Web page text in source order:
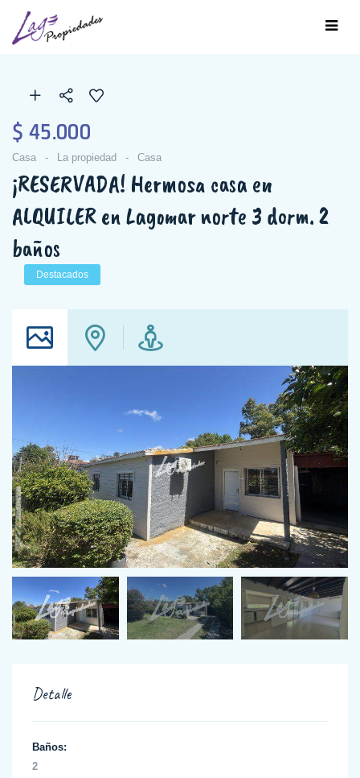
$ 45.000
Casa La propiedad Casa
¡RESERVADA! Hermosa casa en
ALQUILER en Lagomar norte 3 dorm. 2
baños
Destacados
Detalle
Baños:
2